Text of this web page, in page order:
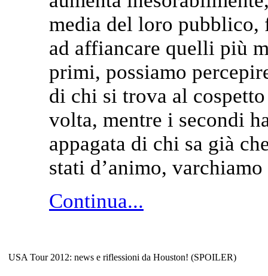
media del loro pubblico,
ad affiancare quelli più
primi, possiamo
di chi si trova al
volta, mentre i secondi
appagata di chi sa già
stati d’animo,
Continua...
USA Tour 2012: news e riflessioni da Houston! (SPOILER)